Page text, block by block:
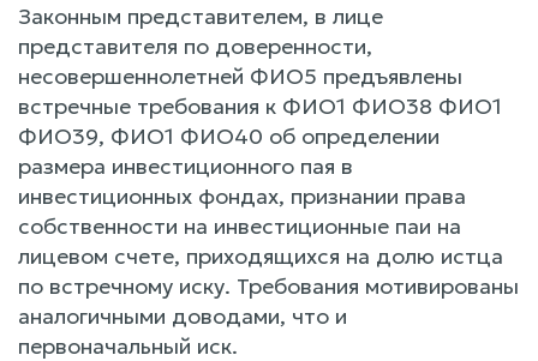
Законным представителем, в лице
представителя по доверенности,
несовершеннолетней ФИО5 предъявлены
встречные требования к ФИО1 ФИО38 ФИО1
ФИО39, ФИО1 ФИО40 об определении
размера инвестиционного пая в
инвестиционных фондах, признании права
собственности на инвестиционные паи на
лицевом счете, приходящихся на долю истца
по встречному иску. Требования мотивированы
аналогичными доводами, что и
первоначальный иск.